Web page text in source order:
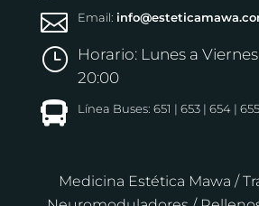
 Email:
}
Horario: Lunes a Viernes
20:00
 Línea Buses: 651 | 653 | 654 |
Medicina Estética Mawa /